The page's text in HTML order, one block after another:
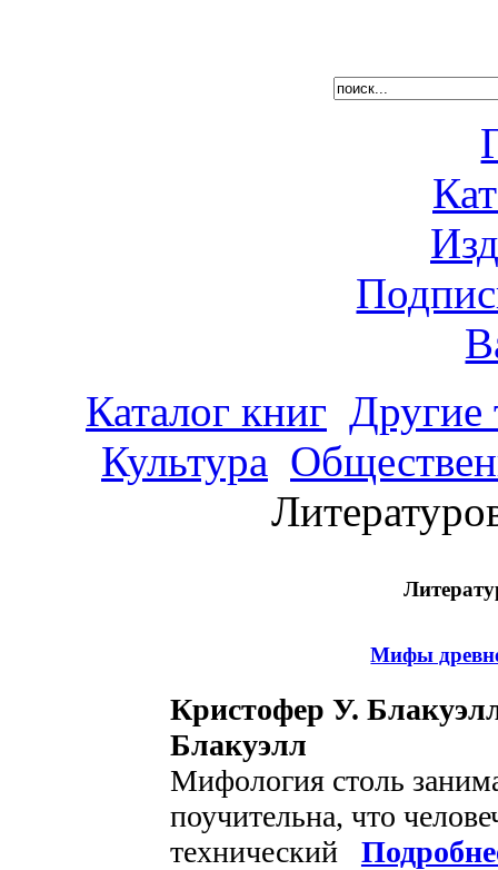
Каталог книг Другие
Культура
Мифы
Кристофер У.
Блакуэлл
Мифология столь
поучительна, что
технический